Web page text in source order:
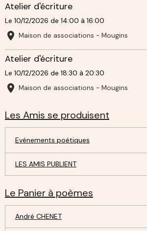
Atelier d'écriture
Le 10/12/2026 de 14:00 à 16:00
Maison de associations - Mougins
Atelier d'écriture
Le 10/12/2026 de 18:30 à 20:30
Maison de associations - Mougins
Les Amis se produisent
Evénements poétiques
LES AMIS PUBLIENT
Le Panier à poèmes
André CHENET